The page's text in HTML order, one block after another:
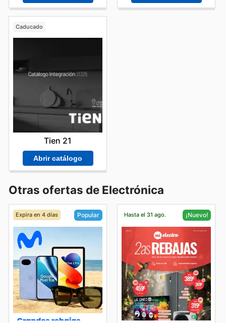
Caducado
Tien 21
Abrir catálogo
Otras ofertas de Electrónica
Expira en 4 días Popular Hasta el 31 ago. ¡Nuevo!